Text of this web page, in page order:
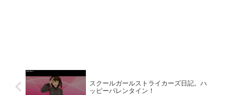
スクールガールストライカーズ日記。ハ
ッピーバレンタイン！